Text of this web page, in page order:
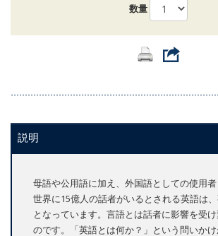
数量
説明
母語や公用語に加え、外国語としての使用者
世界に15億人の話者がいるとされる英語は
となっています。言語とは話者に影響を受
のです。「英語とは何か？」という問いか